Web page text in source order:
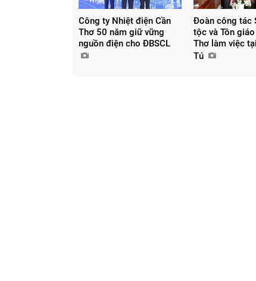
Công ty Nhiệt điện Cần
Thơ 50 năm giữ vững
nguồn điện cho ĐBSCL
Đoàn công tác
tộc và Tôn
Thơ làm việc
Tú